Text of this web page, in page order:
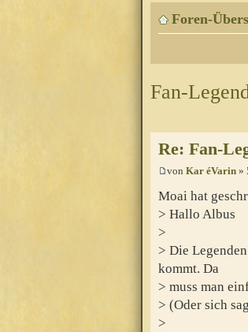
Foren-
Fan-
Re: Fan-
von Kar éVarin »
Moai hat
> Hallo Albus
>
> Die
kommt. Da
> muss man
> (Oder sich
>